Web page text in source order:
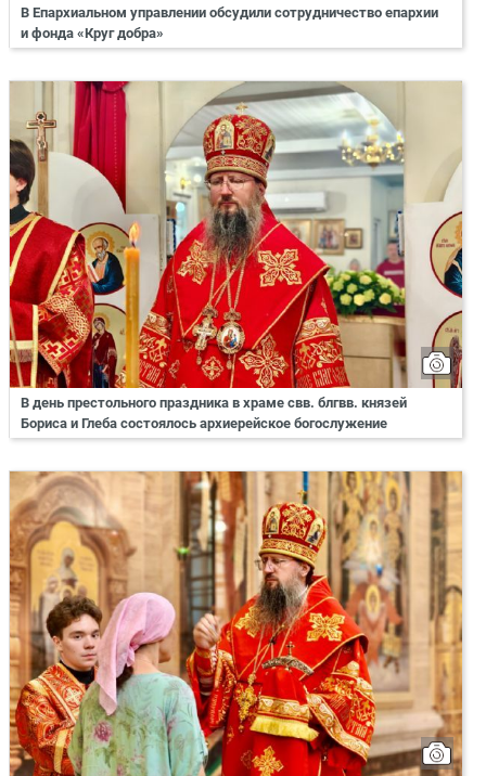
В Епархиальном управлении обсудили сотрудничество епархии
и фонда «Круг добра»
В день престольного праздника в храме свв. блгвв. князей
Бориса и Глеба состоялось архиерейское богослужение